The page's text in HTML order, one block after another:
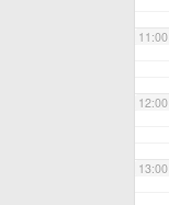
11:00
12:00
13:00